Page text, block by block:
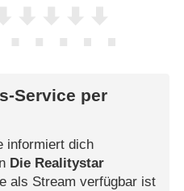
Service per
informiert dich
Die Realitystar
als Stream verfügbar ist